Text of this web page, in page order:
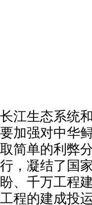
长江生态系统
要加强对中华
取简单的利弊
行，凝结了国
盼、千万工程
工程的建成投